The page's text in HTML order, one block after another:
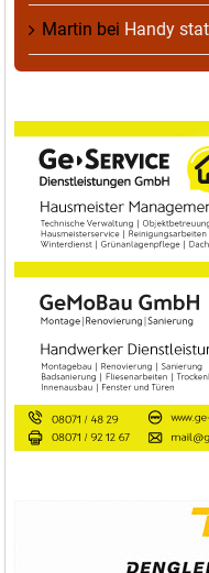
Martin bei Handy